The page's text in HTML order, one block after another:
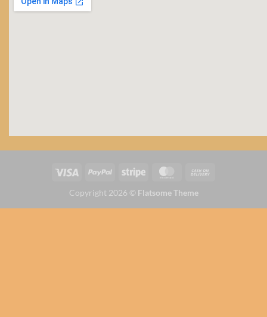
Copyright 2026 © Flatsome Theme